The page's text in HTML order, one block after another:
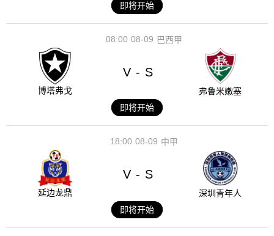
即将开始
08-09
08:00 巴西甲
博塔弗戈
V - S
弗鲁米嫩塞
即将开始
08-09
18:00 中甲
延边龙鼎
V - S
深圳青年人
即将开始